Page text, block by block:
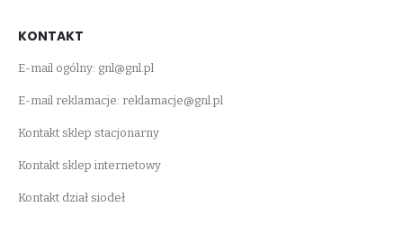
KONTAKT
E-mail ogólny: gnl@gnl.pl
E-mail reklamacje: reklamacje@gnl.pl
Kontakt sklep stacjonarny
Kontakt sklep internetowy
Kontakt dział siodeł